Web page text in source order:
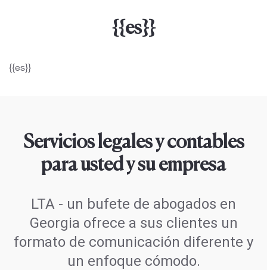
{{es}}
{{es}}
Servicios legales y contables
para usted y su empresa
LTA - un bufete de abogados en
Georgia ofrece a sus clientes un
formato de comunicación diferente y
un enfoque cómodo.